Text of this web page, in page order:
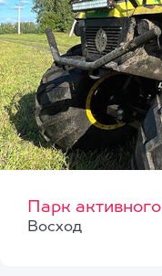
Парк
Восход